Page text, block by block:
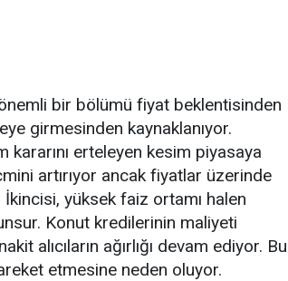
bir bölümü fiyat beklentisinden
girmesinden kaynaklanıyor.
kararını erteleyen kesim piyasaya
artırıyor ancak fiyatlar üzerinde
İkincisi, yüksek faiz ortamı halen
Konut kredilerinin maliyeti
alıcıların ağırlığı devam ediyor. Bu
etmesine neden oluyor.